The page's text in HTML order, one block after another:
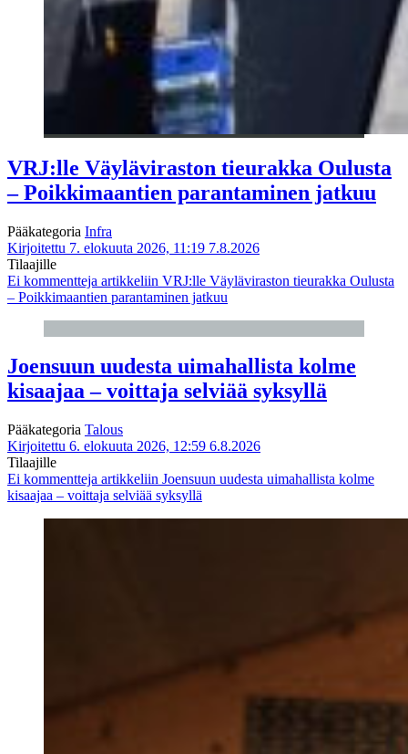
VRJ:lle Väyläviraston tieurakka Oulusta
– Poikkimaantien parantaminen jatkuu
Pääkategoria Infra
Kirjoitettu 7. elokuuta 2026, 11:19 7.8.2026
Tilaajille
Ei kommentteja artikkeliin VRJ:lle Väyläviraston tieurakka Oulusta
– Poikkimaantien parantaminen jatkuu
Joensuun uudesta uimahallista kolme
kisaajaa – voittaja selviää syksyllä
Pääkategoria Talous
Kirjoitettu 6. elokuuta 2026, 12:59 6.8.2026
Tilaajille
Ei kommentteja artikkeliin Joensuun uudesta uimahallista kolme
kisaajaa – voittaja selviää syksyllä